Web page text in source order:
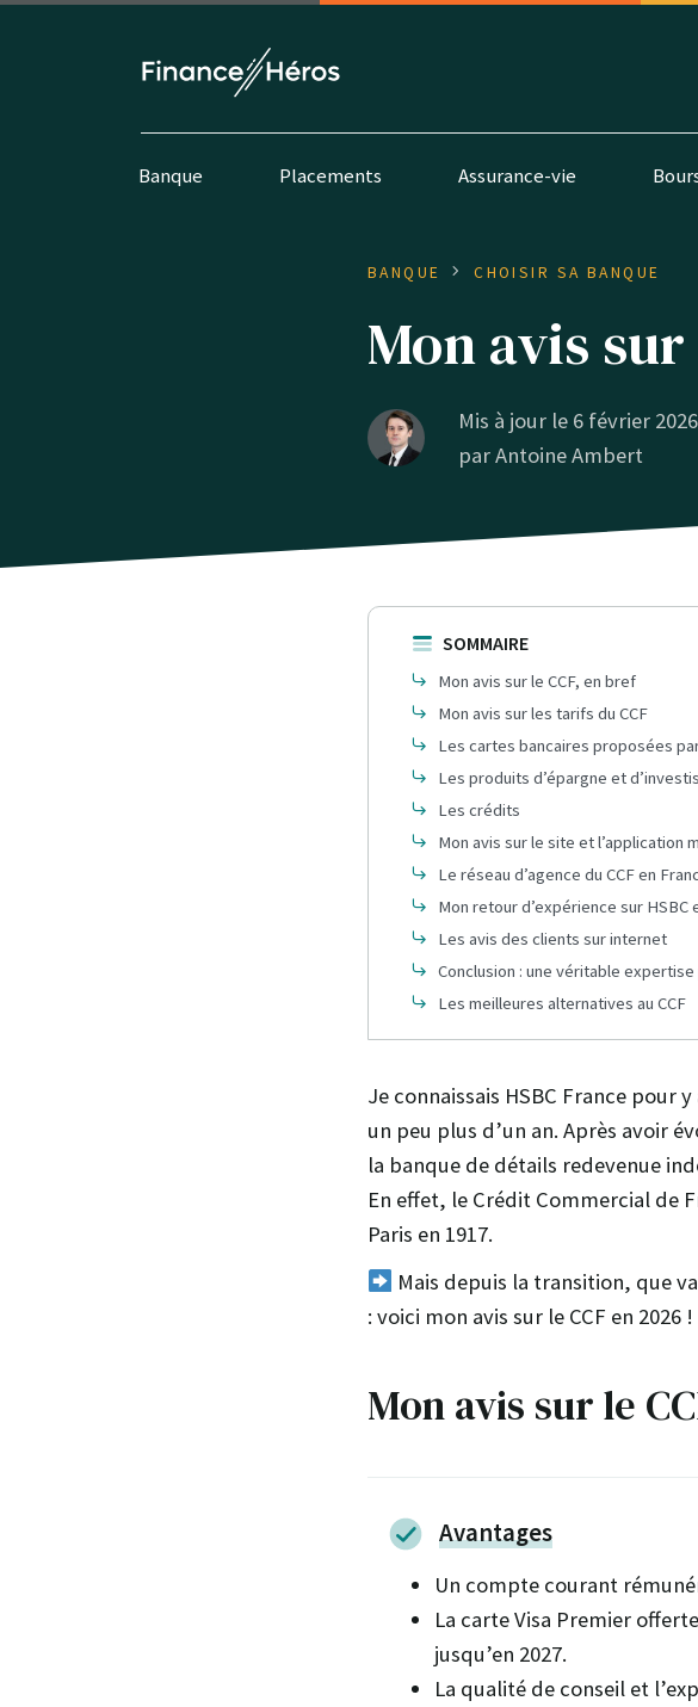
Banque Placements Assurance-vie
BANQUE CHOISIR SA BANQUE
Mon avis sur
Mis à jour le 6 février 2026
parAntoine Ambert
SOMMAIRE
Mon avis sur le CCF, en bref
Mon avis sur les tarifs du CCF
Les cartes bancaires proposées
Les produits d’épargne et
Les crédits
Mon avis sur le site et l’application
Le réseau d’agence du CCF en
Mon retour d’expérience sur HSBC
Les avis des clients sur internet
Conclusion : une véritable
Les meilleures alternatives au CCF
Je connaissais HSBC France
un peu plus d’un an. Après avoir
la banque de détails redevenue
En effet, le Crédit Commercial de
Paris en 1917.
Mais depuis la transition, que
: voici mon avis sur le CCF en 2026 !
Mon avis sur le
Avantages
Un compte courant
La carte Visa Premier offerte
jusqu’en 2027.
La qualité de conseil et